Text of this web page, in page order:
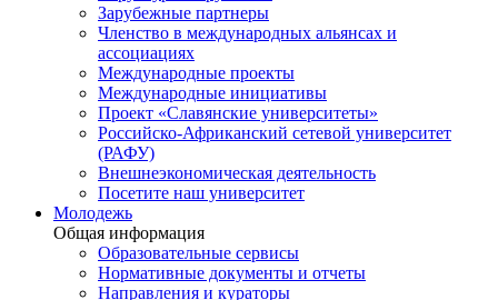
Зарубежные партнеры
Членство в международных альянсах и
ассоциациях
Международные проекты
Международные инициативы
Проект «Славянские университеты»
Российско-Африканский сетевой университет
(РАФУ)
Внешнеэкономическая деятельность
Посетите наш университет
Молодежь
Общая информация
Образовательные сервисы
Нормативные документы и отчеты
Направления и кураторы